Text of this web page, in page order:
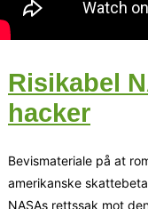
Risikabel
hacker
Bevismateriale på at
amerikanske
NASAs rettssak mot